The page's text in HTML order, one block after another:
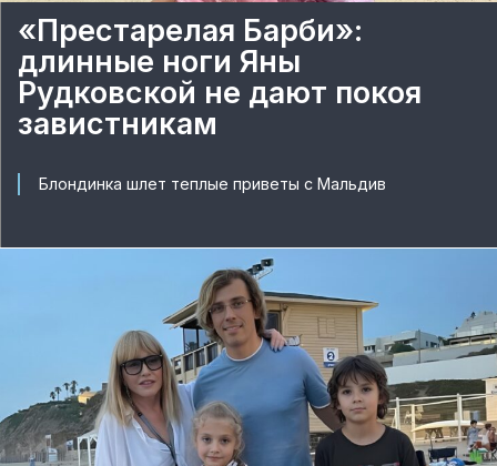
«Престарелая Барби»:
длинные ноги Яны
Рудковской не дают покоя
завистникам
Блондинка шлет теплые приветы с Мальдив